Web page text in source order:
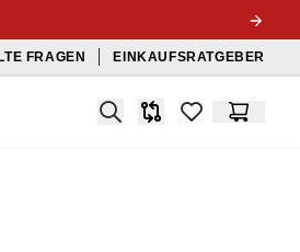
FRAGEN EINKAUFSRATGEBER
Search
Produkt-items in